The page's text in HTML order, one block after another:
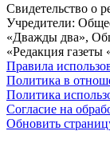
Свидетельство о
Учредители:
«Дважды два»,
«Редакция
Правила
Политика в
Политика
Согласие на
Обновить